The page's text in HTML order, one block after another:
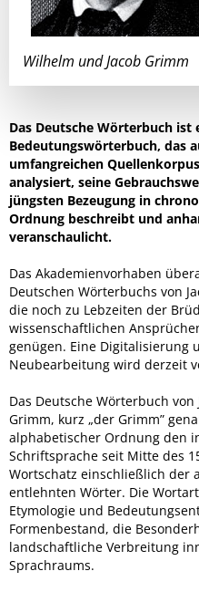
Wilhelm und Jacob Grimm
Das Deutsche Wörterbuch ist
Bedeutungswörterbuch, das
umfangreichen
analysiert, seine
jüngsten Bezeugung in
Ordnung beschreibt und
veranschaulicht.
Das Akademienvorhaben
Deutschen Wörterbuchs von
die noch zu Lebzeiten der
wissenschaftlichen
genügen. Eine
Neubearbeitung wird derzeit
Das Deutsche Wörterbuch
Grimm, kurz „der Grimm”
alphabetischer Ordnung den
Schriftsprache seit Mitte des
Wortschatz einschließlich der
entlehnten Wörter. Die
Etymologie und
Formenbestand, die
landschaftliche Verbreitung
Sprachraums.